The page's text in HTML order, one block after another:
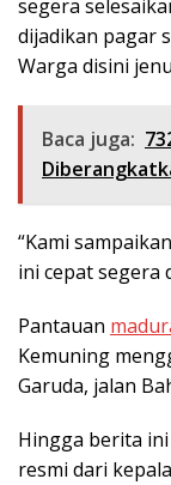
segera
dijadikan pagar
Warga disini
Baca juga:
“Kami
ini cepat segera
Pantauan
Kemuning
Garuda, jalan
Hingga berita
resmi dari